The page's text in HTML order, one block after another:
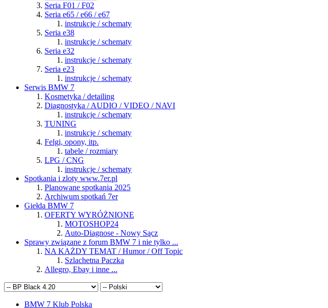
Seria F01 / F02
Seria e65 / e66 / e67
instrukcje / schematy
Seria e38
instrukcje / schematy
Seria e32
instrukcje / schematy
Seria e23
instrukcje / schematy
Serwis BMW 7
Kosmetyka / detailing
Diagnostyka / AUDIO / VIDEO / NAVI
instrukcje / schematy
TUNING
instrukcje / schematy
Felgi, opony, itp.
tabele / rozmiary
LPG / CNG
instrukcje / schematy
Spotkania i zloty www.7er.pl
Planowane spotkania 2025
Archiwum spotkań 7er
Giełda BMW 7
OFERTY WYRÓŻNIONE
MOTOSHOP24
Auto-Diagnose - Nowy Sącz
Sprawy związane z forum BMW 7 i nie tylko ...
NA KAŻDY TEMAT / Humor / Off Topic
Szlachetna Paczka
Allegro, Ebay i inne ...
BMW 7 Klub Polska